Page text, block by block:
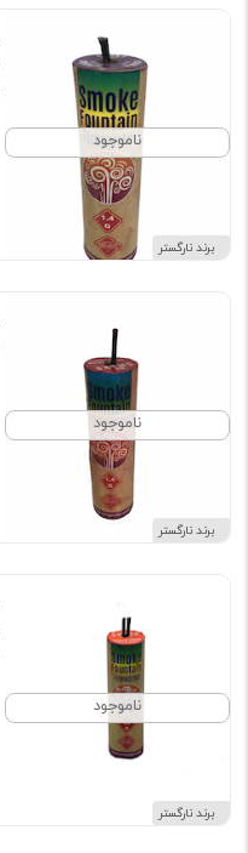
ناموجود
برند نارگستر
ناموجود
برند نارگستر
ناموجود
برند نارگستر